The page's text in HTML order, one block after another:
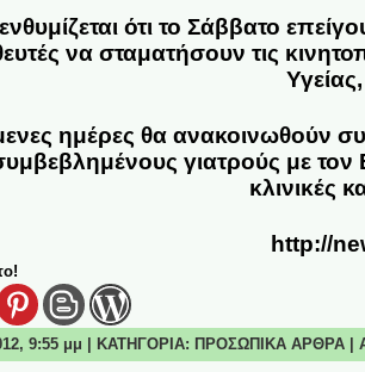
ότι το Σάββατο
να σταματήσουν τις
ημέρες θα ανακοινωθούν
γιατρούς με τον
κλινικές
http://
9:55 μμ | ΚΑΤΗΓΟΡΙΑ: ΠΡΟΣΩΠΙΚΑ ΑΡΘΡΑ|